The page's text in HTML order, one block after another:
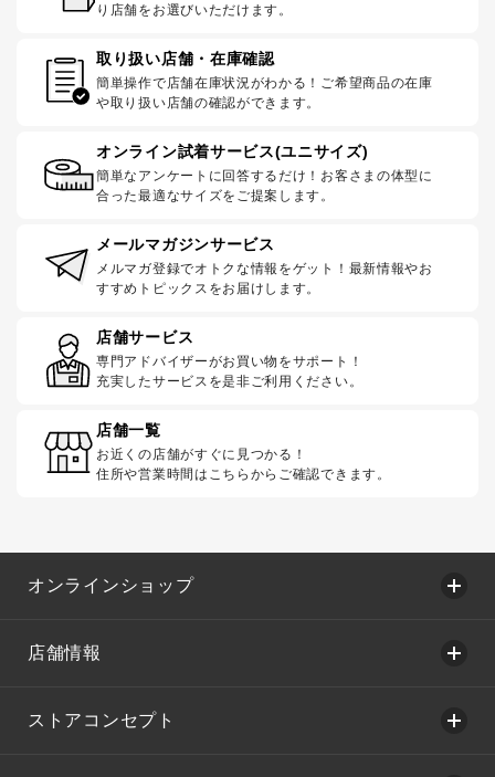
り店舗をお選びいただけます。
取り扱い店舗・在庫確認
簡単操作で店舗在庫状況がわかる！ご希望商品の在庫
や取り扱い店舗の確認ができます。
オンライン試着サービス(ユニサイズ)
簡単なアンケートに回答するだけ！お客さまの体型に
合った最適なサイズをご提案します。
メールマガジンサービス
メルマガ登録でオトクな情報をゲット！最新情報やお
すすめトピックスをお届けします。
店舗サービス
専門アドバイザーがお買い物をサポート！
充実したサービスを是非ご利用ください。
店舗一覧
お近くの店舗がすぐに見つかる！
住所や営業時間はこちらからご確認できます。
オンラインショップ
店舗情報
ストアコンセプト